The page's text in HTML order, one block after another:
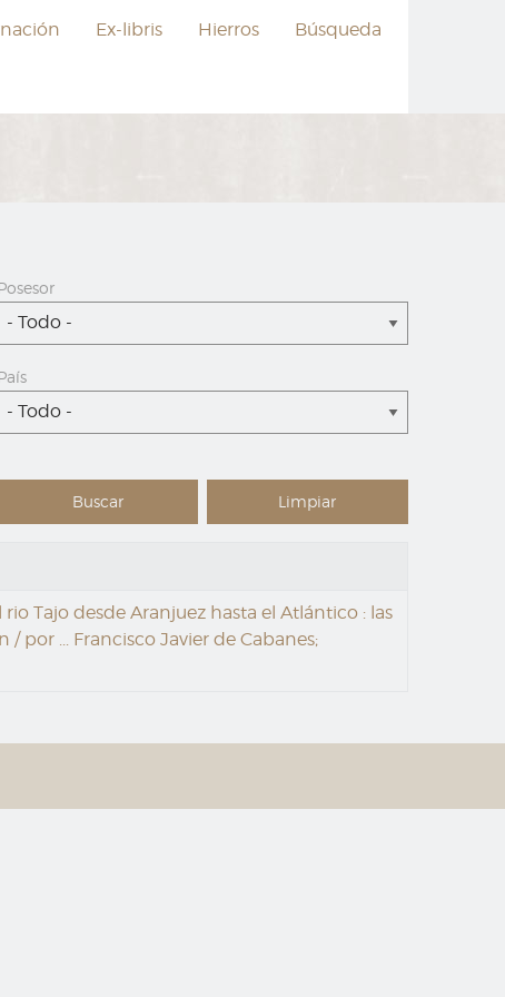
Ex-libris Hierros Búsqueda
- Todo -
- Todo -
Tajo desde Aranjuez hasta el Atlántico : las
por ... Francisco Javier de Cabanes;